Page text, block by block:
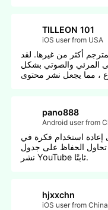
TILLEON 101
iOS user from USA
أكثر من غيرها. لقد
المرئي والصوتي بشكل
pano888
Android user from
إعادة استخدام فكرة في
تحاول الحفاظ على جدول
نشر YouTube ثابتًا.
hjxxchn
iOS user from China